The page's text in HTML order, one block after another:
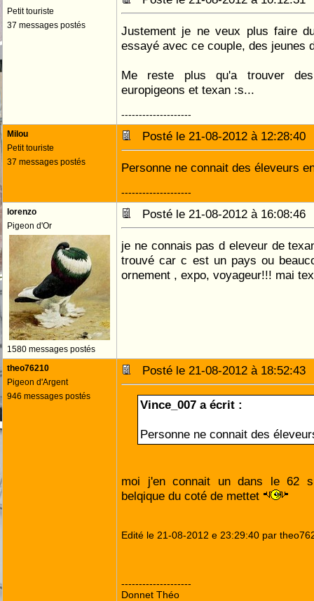
Petit touriste
37 messages postés
Justement je ne veux plus faire
essayé avec ce couple, des jeunes
Me reste plus qu'a trouver
europigeons et texan :s...
--------------------
Milou
Petit touriste
37 messages postés
Posté le 21-08-2012 à
Personne ne connait des éleveurs
--------------------
lorenzo
Pigeon d'Or
1580 messages postés
Posté le 21-08-2012 à
je ne connais pas d eleveur de
trouvé car c est un pays ou
ornement , expo, voyageur!!! mai
theo76210
Pigeon d'Argent
946 messages postés
Posté le 21-08-2012 à
Vince_007 a écrit :
Personne ne connait des
moi j'en connait un dans le 62
belqique du coté de mettet
Edité le 21-08-2012 e 23:29:40 par
--------------------
Donnet Théo